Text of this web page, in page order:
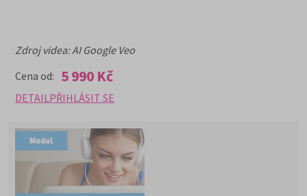
Zdroj videa: AI Google Veo
Cena od: 5 990 Kč
DETAILPŘIHLÁSIT SE